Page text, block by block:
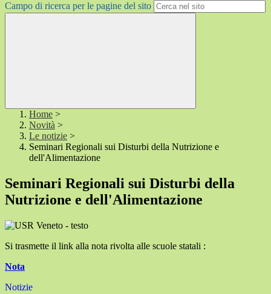
Campo di ricerca per le pagine del sito
Home >
Novità >
Le notizie >
Seminari Regionali sui Disturbi della Nutrizione e
dell'Alimentazione
Seminari Regionali sui Disturbi della
Nutrizione e dell'Alimentazione
Si trasmette il link alla nota rivolta alle scuole statali :
Nota
Notizie